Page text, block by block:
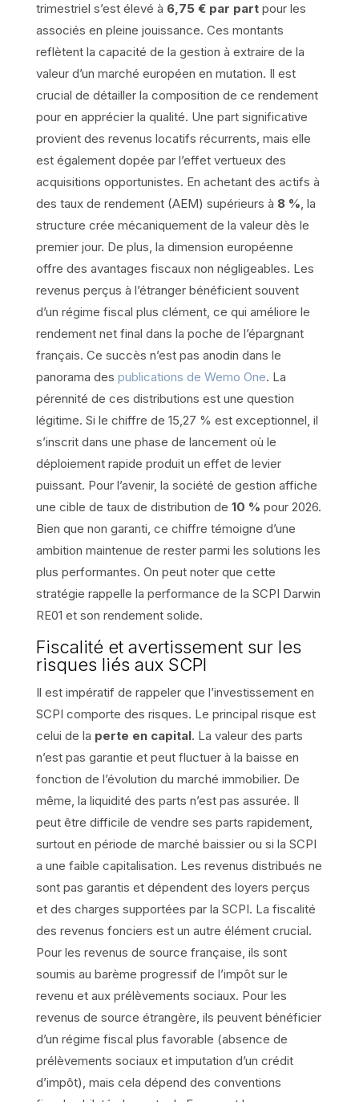
trimestriel s’est élevé à 6,75 € par partpour les
associés en pleine jouissance. Ces montants
reflètent la capacité de la gestion à extraire de la
valeur d’un marché européen en mutation. Il est
crucial de détailler la composition de ce rendement
pour en apprécier la qualité. Une part significative
provient des revenus locatifs récurrents, mais elle
est également dopée par l’effet vertueux des
acquisitions opportunistes. En achetant des actifs à
des taux de rendement (AEM) supérieurs à 8 %, la
structure crée mécaniquement de la valeur dès le
premier jour. De plus, la dimension européenne
offre des avantages fiscaux non négligeables. Les
revenus perçus à l’étranger bénéficient souvent
d’un régime fiscal plus clément, ce qui améliore le
rendement net final dans la poche de l’épargnant
français. Ce succès n’est pas anodin dans le
panorama des publications de Wemo One. La
pérennité de ces distributions est une question
légitime. Si le chiffre de 15,27 % est exceptionnel, il
s’inscrit dans une phase de lancement où le
déploiement rapide produit un effet de levier
puissant. Pour l’avenir, la société de gestion affiche
une cible de taux de distribution de 10 % pour 2026.
Bien que non garanti, ce chiffre témoigne d’une
ambition maintenue de rester parmi les solutions les
plus performantes. On peut noter que cette
stratégie rappelle la performance de la SCPI Darwin
RE01 et son rendement solide.
Fiscalité et avertissement sur les
risques liés aux SCPI
Il est impératif de rappeler que l’investissement en
SCPI comporte des risques. Le principal risque est
celui de la perte en capital. La valeur des parts
n’est pas garantie et peut fluctuer à la baisse en
fonction de l’évolution du marché immobilier. De
même, la liquidité des parts n’est pas assurée. Il
peut être difficile de vendre ses parts rapidement,
surtout en période de marché baissier ou si la SCPI
a une faible capitalisation. Les revenus distribués ne
sont pas garantis et dépendent des loyers perçus
et des charges supportées par la SCPI. La fiscalité
des revenus fonciers est un autre élément crucial.
Pour les revenus de source française, ils sont
soumis au barème progressif de l’impôt sur le
revenu et aux prélèvements sociaux. Pour les
revenus de source étrangère, ils peuvent bénéficier
d’un régime fiscal plus favorable (absence de
prélèvements sociaux et imputation d’un crédit
d’impôt), mais cela dépend des conventions